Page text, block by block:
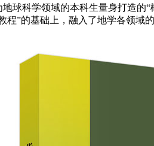
球科学领域的本科生量身打造的“
程”的基础上，融入了地学各领域